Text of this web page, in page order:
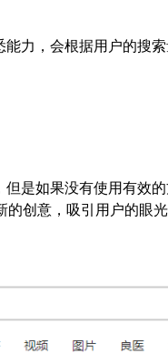
力，会根据用户的搜
是如果没有使用有效
创意，吸引用户的眼